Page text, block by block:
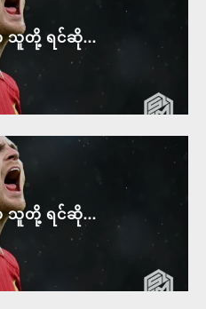
သူတို့ ရင်ဆို...
သူတို့ ရင်ဆို...